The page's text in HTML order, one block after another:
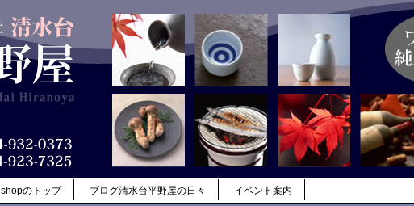
shopのトップ ブログ清水台平野屋の日々 イベント案内